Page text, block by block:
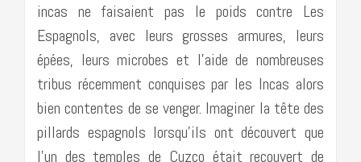
incas ne faisaient pas le poids contre Les
Espagnols, avec leurs grosses armures, leurs
épées, leurs microbes et l’aide de nombreuses
tribus récemment conquises par les Incas alors
bien contentes de se venger. Imaginer la tête des
pillards espagnols lorsqu’ils ont découvert que
l’un des temples de Cuzco était recouvert de